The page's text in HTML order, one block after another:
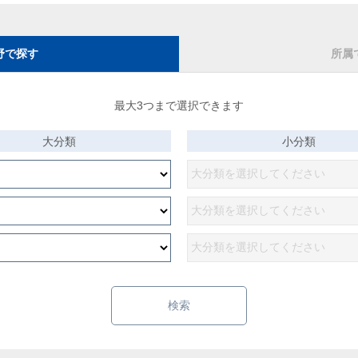
で探す 所属
最大3つまで選択できます
大分類 小分類
検索